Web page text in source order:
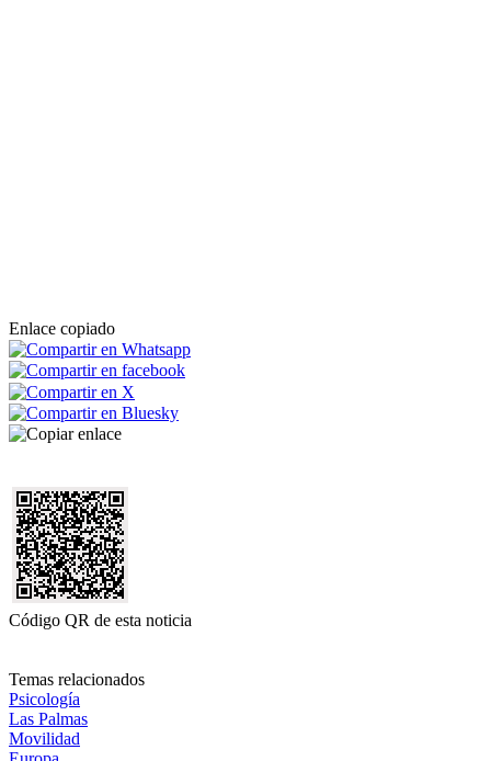
Enlace copiado
Código QR de esta noticia
Temas relacionados
Psicología
Las Palmas
Movilidad